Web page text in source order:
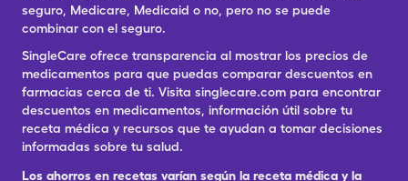
seguro, Medicare, Medicaid o no, pero no se puede
combinar con el seguro.
SingleCare ofrece transparencia al mostrar los precios de
medicamentos para que puedas comparar descuentos en
farmacias cerca de ti. Visita singlecare.com para encontrar
descuentos en medicamentos, información útil sobre tu
receta médica y recursos que te ayudan a tomar decisiones
informadas sobre tu salud.
Los ahorros en recetas varían según la receta médica y la